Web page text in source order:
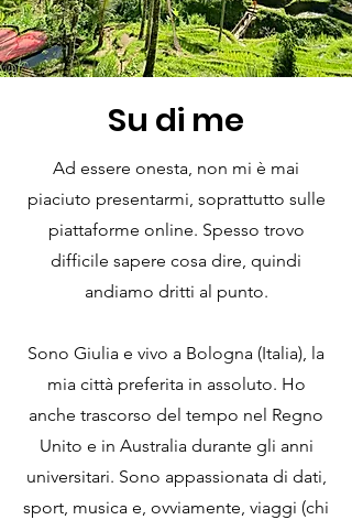
Su di me
Ad essere onesta, non mi è mai
piaciuto presentarmi, soprattutto sulle
piattaforme online. Spesso trovo
difficile sapere cosa dire, quindi
andiamo dritti al punto.
Sono Giulia e vivo a Bologna (Italia), la
mia città preferita in assoluto. Ho
anche trascorso del tempo nel Regno
Unito e in Australia durante gli anni
universitari. Sono appassionata di dati,
sport, musica e, ovviamente, viaggi (chi